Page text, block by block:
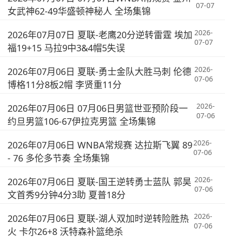
女武神62-49华盛顿神秘人 全场集锦
07-07
2026年07月07日 夏联-老鹰20分逆转雷霆 埃加
福19+15 马拉9中3&4帽5失误
2026-
07-07
2026年07月06日 夏联-勇士金队大胜马刺 伦德
博格11分8板2帽 李贤重11分
2026-
07-06
2026年07月06日 07月06日男篮世亚预阶段一
约旦男篮106-67伊拉克男篮 全场集锦
2026-
07-06
2026年07月06日 WNBA常规赛 达拉斯飞翼 89
- 76 多伦多节奏 全场集锦
2026-
07-06
2026年07月06日 夏联-国王逆转勇士蓝队 郭昊
文首秀9分钟4分3助 夏普18分
2026-
07-06
2026年07月06日 夏联-湖人双加时逆转险胜热
火 卡尔26+8 沃特森补篮绝杀
2026-
07-06